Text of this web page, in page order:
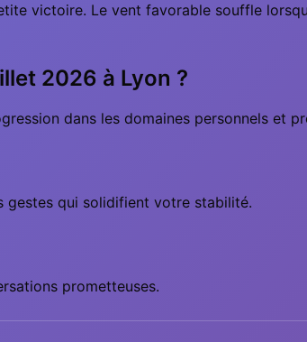
victoire. Le vent favorable souffle
2026 à Lyon ?
dans les domaines personnels et
gestes qui solidifient votre stabilité.
prometteuses.